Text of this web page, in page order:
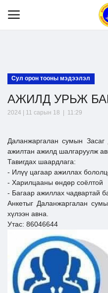
Танилцуулга
Хууль эрх зүй
Шилэн данс
Тендер
Ил тод байдал
Бодлого төлөвлөлт
Сул орон тооны мэдээлэл
АЖИЛД УРЬЖ
2024 | 11 сарын 18 | 11:29
Даланжаргалан сумын
ажилтан ажилд шалгаруулж
Тавигдах шаардлага:
- Илүү цагаар ажиллах
- Харилцааны өндөр соёлтой
- Багаар ажиллах чадвартай
Анкетыг Даланжаргалан
хүлээн авна.
Утас: 86046644